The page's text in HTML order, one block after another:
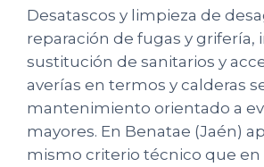
Desatascos y limpieza de
reparación de fugas y grifería,
sustitución de sanitarios y
averías en termos y calderas
mantenimiento orientado a
mayores. En Benatae (Jaén)
mismo criterio técnico que en